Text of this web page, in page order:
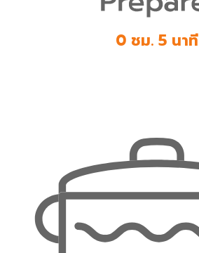
0 ชม. 5 นาที